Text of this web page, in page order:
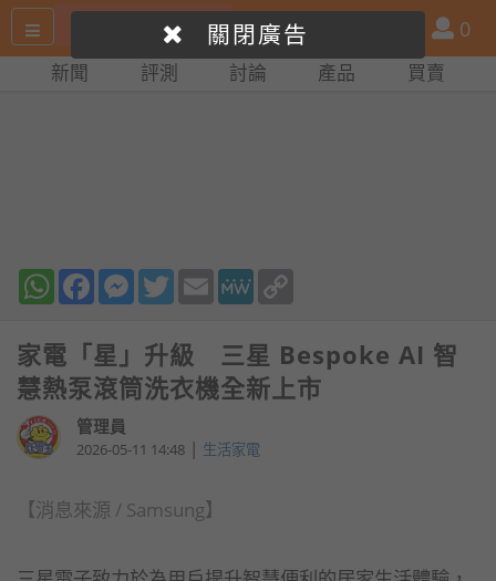
尋
產
品
比
會
員
0
新聞 評測 討論 產品 買賣
WhatsAppFacebookMessenger
TwitterEmail MeWe
家電「星」升級 三星 Bespoke AI 智
慧熱泵滾筒洗衣機全新上市
管理員
2026-05-11 14:48 | 生活家電
【消息來源 / Samsung】
關閉廣告